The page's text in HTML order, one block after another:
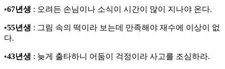
•67년생 : 오려든 손님이나 소식이 시간이 많이 지나야 온다.
•55년생 : 그림 속의 떡이라 보는데 만족해야 재수에 이상이 없
다.
•43년생 : 늦게 출타하니 어둠이 걱정이라 사고를 조심하라.